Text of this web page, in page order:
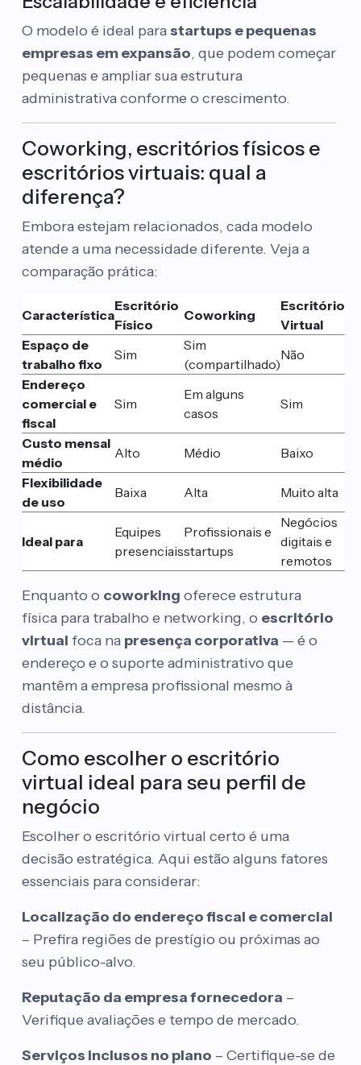
O modelo é ideal parastartups e pequenas
empresas em expansão, que podem começar
pequenas e ampliar sua estrutura
administrativa conforme o crescimento.
Coworking, escritórios físicos e
escritórios virtuais: qual a
diferença?
Embora estejam relacionados, cada modelo
atende a uma necessidade diferente. Veja a
comparação prática:
Característica
Escritório
Físico
Coworking
Escritório
Virtual
Espaço de
trabalho fixo
Sim
Sim
(compartilhado)
Não
Endereço
comercial e
fiscal
Sim
Em alguns
casos
Sim
Custo mensal
médio
Alto Médio
Baixo
Flexibilidade
de uso
Baixa Alta Muito alta
Ideal para
Equipes
presenciais
Profissionais e
startups
Negócios
digitais e
remotos
Enquanto o coworking oferece estrutura
física para trabalho e networking, o escritório
virtual foca na presença corporativa — é o
endereço e o suporte administrativo que
mantêm a empresa profissional mesmo à
distância.
Como escolher o escritório
virtual ideal para seu perfil de
negócio
Escolher o escritório virtual certo é uma
decisão estratégica. Aqui estão alguns fatores
essenciais para considerar:
Localização do endereço fiscal e comercial
– Prefira regiões de prestígio ou próximas ao
seu público-alvo.
Reputação da empresa fornecedora –
Verifique avaliações e tempo de mercado.
Serviços inclusos no plano – Certifique-se de